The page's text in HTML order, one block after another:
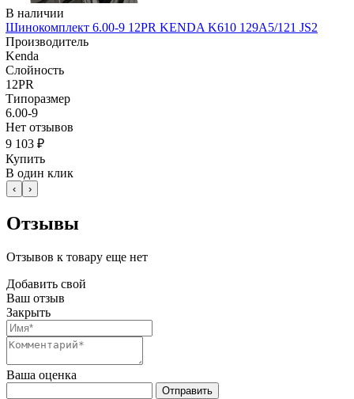
В наличии
Шинокомплект 6.00-9 12PR KENDA K610 129A5/121 JS2
Производитель
Kenda
Слойность
12PR
Типоразмер
6.00-9
Нет отзывов
9 103 ₽
Купить
В один клик
‹ ›
Отзывы
Отзывов к товару еще нет
Добавить свой
Ваш отзыв
Закрыть
Ваша оценка
Отправить